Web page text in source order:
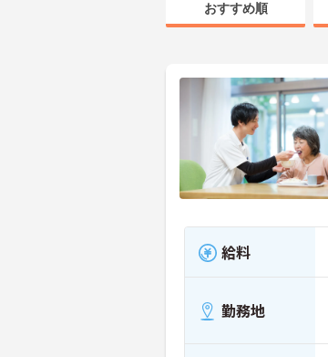
おすすめ順
給料
勤務地